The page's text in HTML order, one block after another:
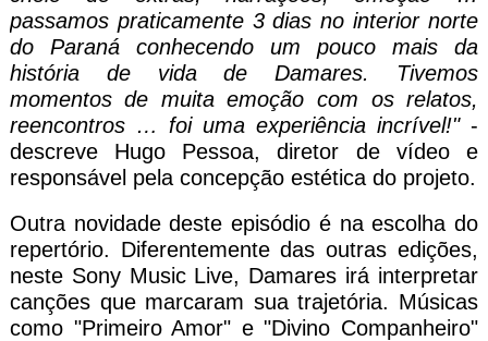
passamos praticamente 3 dias no interior norte
do Paraná conhecendo um pouco mais da
história de vida de Damares. Tivemos
momentos de muita emoção com os relatos,
reencontros … foi uma experiência incrível!" -
descreve Hugo Pessoa, diretor de vídeo e
responsável pela concepção estética do projeto.
Outra novidade deste episódio é na escolha do
repertório. Diferentemente das outras edições,
neste Sony Music Live, Damares irá interpretar
canções que marcaram sua trajetória. Músicas
como "Primeiro Amor" e "Divino Companheiro"